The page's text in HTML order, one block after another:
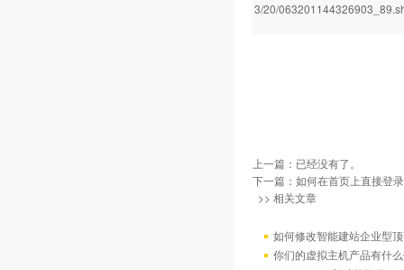
3/20/
上一篇：已经没有了。
下一篇： 如何在首页上直接登
>> 相关文章
如何修改智能建站企业型
你们的虚拟主机产品有什